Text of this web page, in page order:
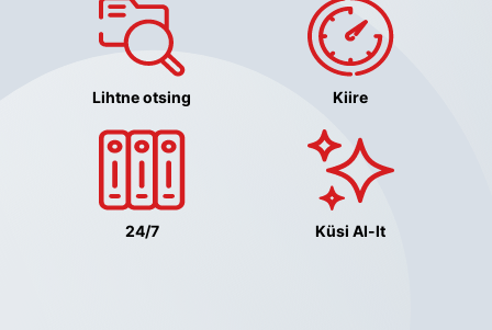
Lihtne otsing Kiire
24/7 Küsi AI-lt